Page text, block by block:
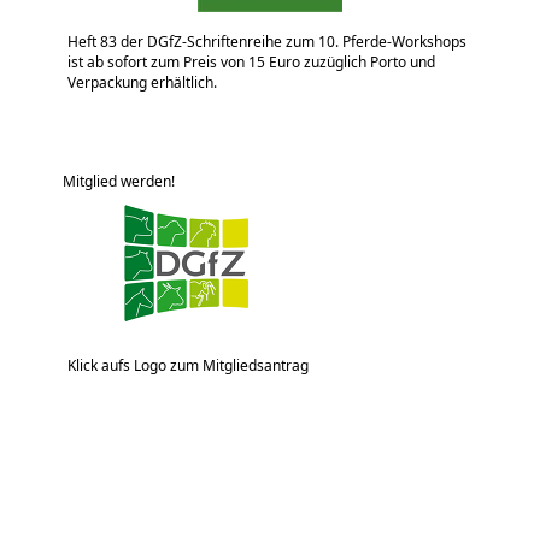
Heft 83 der DGfZ-Schriftenreihe zum 10. Pferde-Workshops
ist ab sofort zum Preis von 15 Euro zuzüglich Porto und
Verpackung erhältlich.
Mitglied werden!
Klick aufs Logo zum Mitgliedsantrag